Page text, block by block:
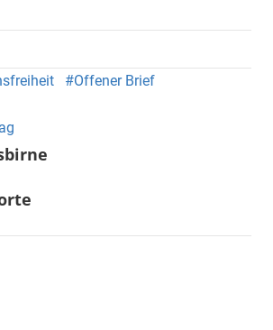
Offener Brief